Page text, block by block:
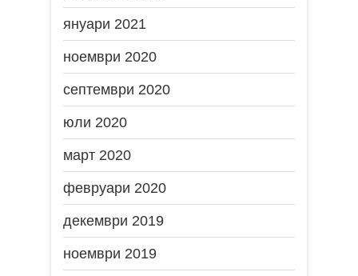
януари 2021
ноември 2020
септември 2020
юли 2020
март 2020
февруари 2020
декември 2019
ноември 2019